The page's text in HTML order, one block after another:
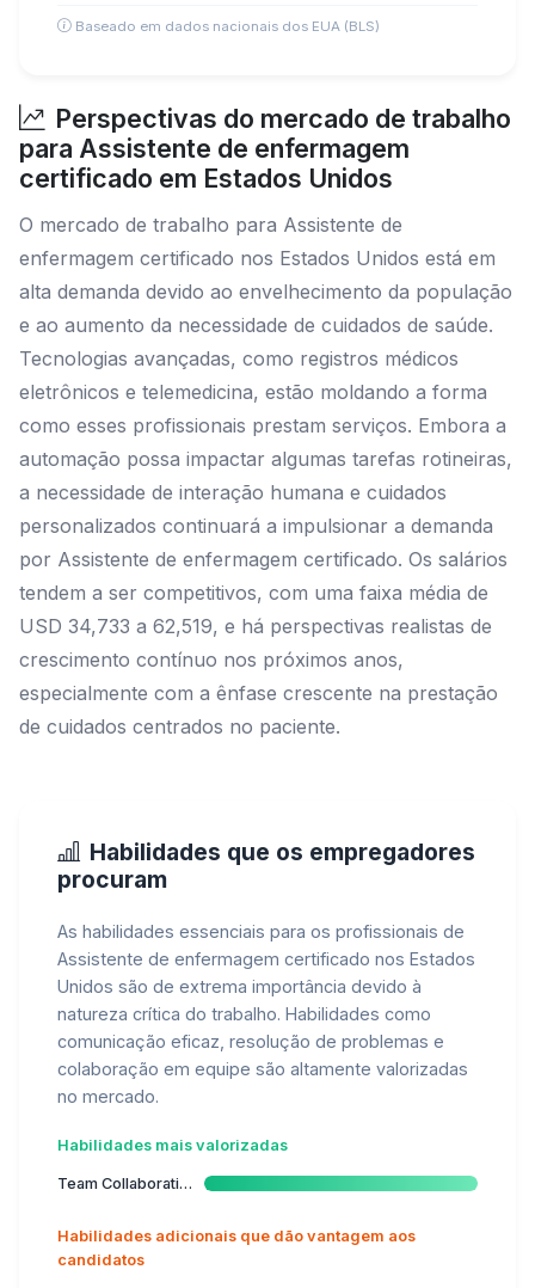
Baseado em dados nacionais dos EUA (BLS)
Perspectivas do mercado de trabalho
para Assistente de enfermagem
certificado em Estados Unidos
O mercado de trabalho para Assistente de
enfermagem certificado nos Estados Unidos está em
alta demanda devido ao envelhecimento da população
e ao aumento da necessidade de cuidados de saúde.
Tecnologias avançadas, como registros médicos
eletrônicos e telemedicina, estão moldando a forma
como esses profissionais prestam serviços. Embora a
automação possa impactar algumas tarefas rotineiras,
a necessidade de interação humana e cuidados
personalizados continuará a impulsionar a demanda
por Assistente de enfermagem certificado. Os salários
tendem a ser competitivos, com uma faixa média de
USD 34,733 a 62,519, e há perspectivas realistas de
crescimento contínuo nos próximos anos,
especialmente com a ênfase crescente na prestação
de cuidados centrados no paciente.
Habilidades que os empregadores
procuram
As habilidades essenciais para os profissionais de
Assistente de enfermagem certificado nos Estados
Unidos são de extrema importância devido à
natureza crítica do trabalho. Habilidades como
comunicação eficaz, resolução de problemas e
colaboração em equipe são altamente valorizadas
no mercado.
Habilidades mais valorizadas
Team Collaboration
Habilidades adicionais que dão vantagem aos
candidatos